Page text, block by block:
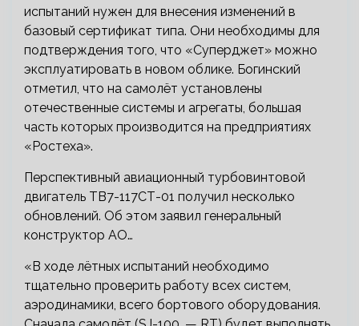
испытаний нужен для внесения изменений в
базовый сертификат типа. Они необходимы для
подтверждения того, что «Суперджет» можно
эксплуатировать в новом облике. Богинский
отметил, что на самолёт установлены
отечественные системы и агрегаты, большая
часть которых производится на предприятиях
«Ростеха».
Перспективный авиационный турбовинтовой
двигатель ТВ7-117СТ-01 получил несколько
обновлений. Об этом заявил генеральный
конструктор АО…
«В ходе лётных испытаний необходимо
тщательно проверить работу всех систем,
аэродинамики, всего бортового оборудования.